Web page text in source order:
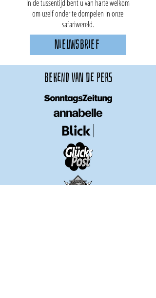
In de tussentijd bent u van harte welkom
om uzelf onder te dompelen in onze
safariwereld.
Nieuwsbrief
bekend van de pers